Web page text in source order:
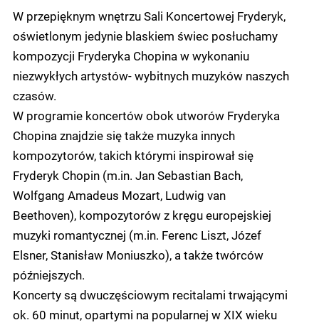
W przepięknym wnętrzu Sali Koncertowej Fryderyk,
oświetlonym jedynie blaskiem świec posłuchamy
kompozycji Fryderyka Chopina w wykonaniu
niezwykłych artystów- wybitnych muzyków naszych
czasów.
W programie koncertów obok utworów Fryderyka
Chopina znajdzie się także muzyka innych
kompozytorów, takich którymi inspirował się
Fryderyk Chopin (m.in. Jan Sebastian Bach,
Wolfgang Amadeus Mozart, Ludwig van
Beethoven), kompozytorów z kręgu europejskiej
muzyki romantycznej (m.in. Ferenc Liszt, Józef
Elsner, Stanisław Moniuszko), a także twórców
późniejszych.
Koncerty są dwuczęściowym recitalami trwającymi
ok. 60 minut, opartymi na popularnej w XIX wieku